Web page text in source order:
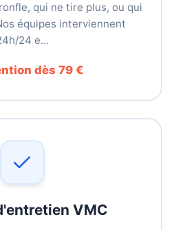
qui ne tire plus, ou qui
équipes interviennent
24 e…
dès 79 €
VMC